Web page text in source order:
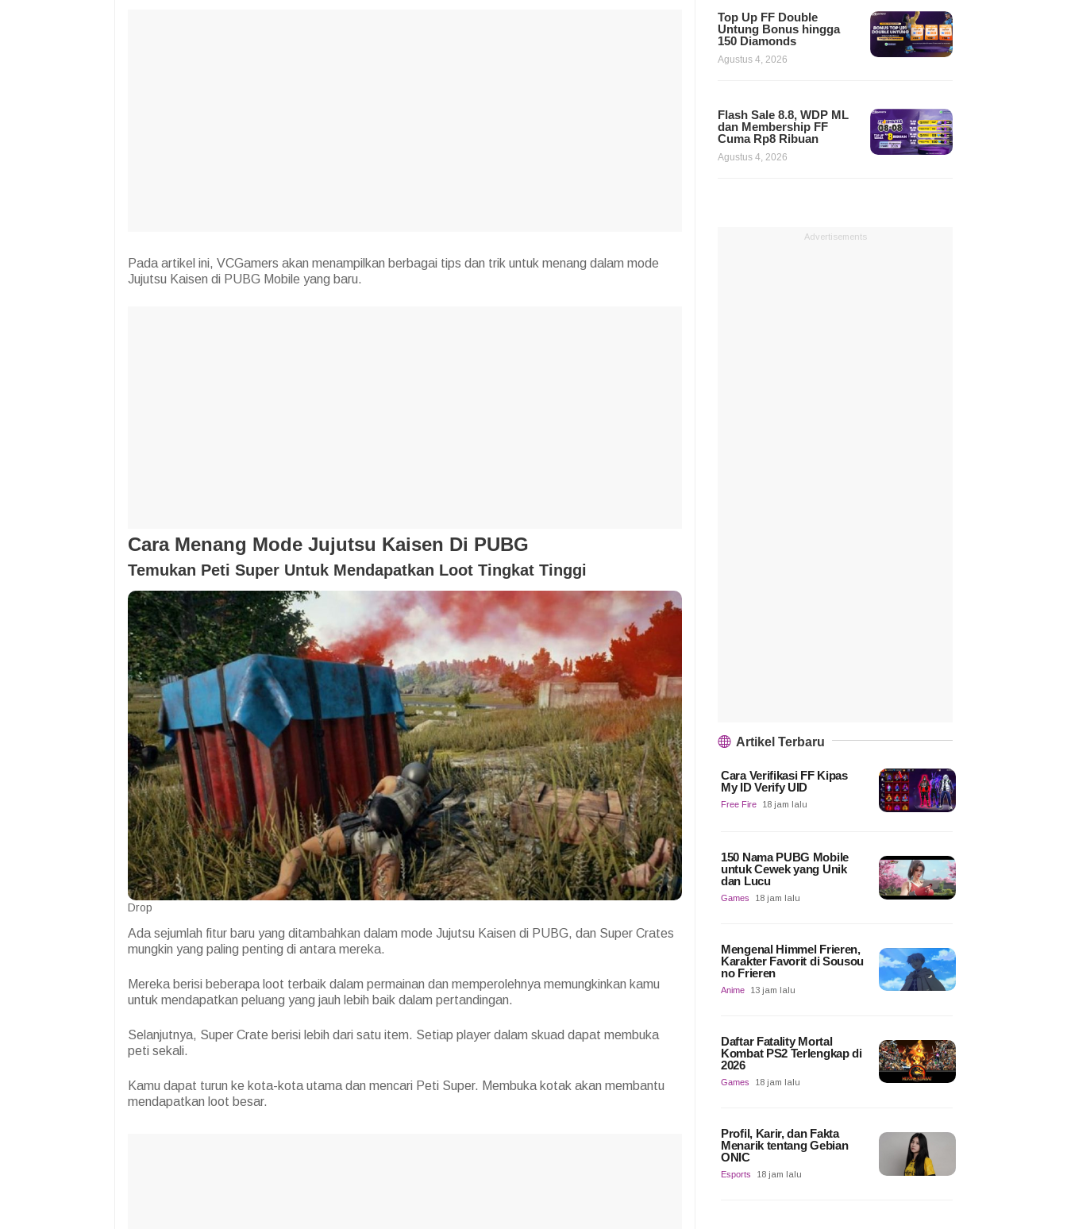
Pada artikel ini, VCGamers akan menampilkan berbagai tips dan trik untuk menang dalam mode
Jujutsu Kaisen di PUBG Mobile yang baru.
Cara Menang Mode Jujutsu Kaisen Di PUBG
Temukan Peti Super Untuk Mendapatkan Loot Tingkat Tinggi
Drop
Ada sejumlah fitur baru yang ditambahkan dalam mode Jujutsu Kaisen di PUBG, dan Super Crates
mungkin yang paling penting di antara mereka.
Mereka berisi beberapa loot terbaik dalam permainan dan memperolehnya memungkinkan kamu
untuk mendapatkan peluang yang jauh lebih baik dalam pertandingan.
Selanjutnya, Super Crate berisi lebih dari satu item. Setiap player dalam skuad dapat membuka
peti sekali.
Kamu dapat turun ke kota-kota utama dan mencari Peti Super. Membuka kotak akan membantu
mendapatkan loot besar.
Top Up FF Double
Untung Bonus hingga
150 Diamonds
Agustus 4, 2026
Flash Sale 8.8, WDP ML
dan Membership FF
Cuma Rp8 Ribuan
Agustus 4, 2026
Advertisements
Artikel Terbaru
Cara Verifikasi FF Kipas
My ID Verify UID
Free Fire 18 jam lalu
150 Nama PUBG Mobile
untuk Cewek yang Unik
dan Lucu
Games 18 jam lalu
Mengenal Himmel Frieren,
Karakter Favorit di Sousou
no Frieren
Anime 13 jam lalu
Daftar Fatality Mortal
Kombat PS2 Terlengkap di
2026
Games 18 jam lalu
Profil, Karir, dan Fakta
Menarik tentang Gebian
ONIC
Esports 18 jam lalu